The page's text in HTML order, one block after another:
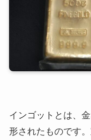
インゴットとは、
形されたものです